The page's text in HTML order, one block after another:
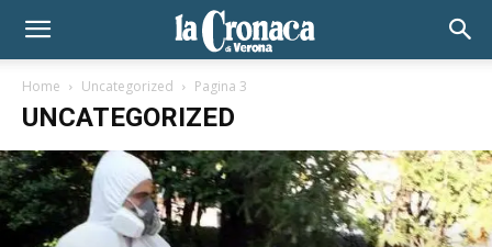
Home Uncategorized Pagina 3
UNCATEGORIZED